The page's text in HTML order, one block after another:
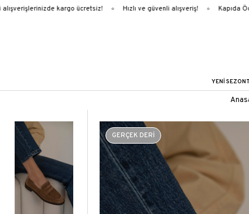
kargo ücretsiz! Hızlı ve güvenli alışveriş! Kapıda
YENİ SEZON
GERÇEK DERİ